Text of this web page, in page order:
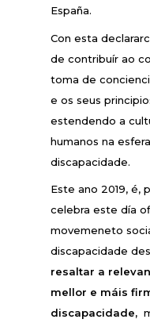
España.
Con esta
de contribuír ao
toma de
e os seus
estendendo a
humanos na
discapacidade.
Este ano 2019, é,
celebra este día
movemeneto
discapacidade
resaltar a
mellor e máis
discapacidade,